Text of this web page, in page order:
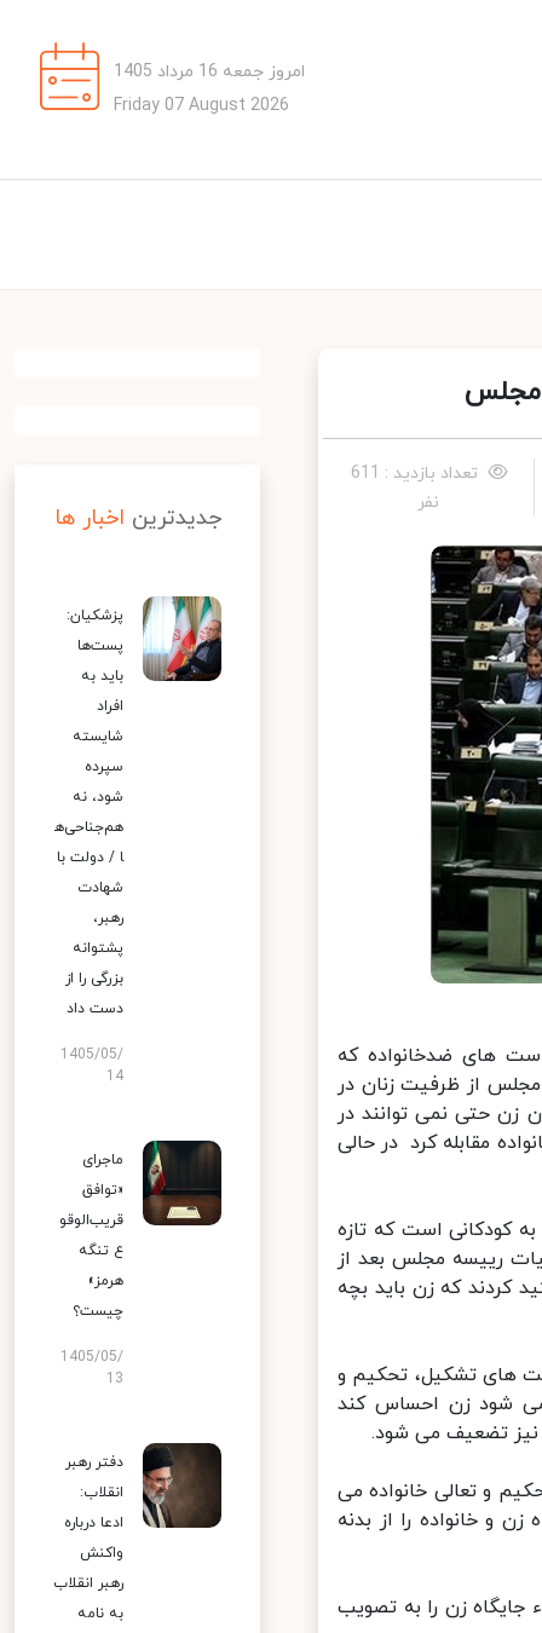
امروز جمعه 16 مرداد 1405
Friday 07 August 2026
تعداد بازدید : 611
نفر
های ضدخانواده که
از ظرفیت زنان در
حتی نمی توانند در
مقابله کرد در حالی
کودکانی است که تازه
رییسه مجلس بعد از
که زن باید بچه
های تشکیل، تحکیم و
شود زن احساس کند
تضعیف می شود.
و تعالی خانواده می
و خانواده را از بدنه
زن را به تصویب
جدیدترین اخبار ها
پزشکیان:
پست‌ها
باید به
افراد
شایسته
سپرده
شود، نه
هم‌جناحی‌ه
ا / دولت با
شهادت
رهبر،
پشتوانه
بزرگی را از
دست داد
1405/05/
14
ماجرای
«توافق
قریب‌الوقو
ع تنگه
هرمز»
چیست؟
1405/05/
13
دفتر رهبر
انقلاب:
ادعا درباره
واکنش
رهبر انقلاب
به نامه